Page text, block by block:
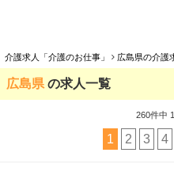
介護求人「介護のお仕事」 広島県の介護
広島県 の求人一覧
260件中
1 2 3 4